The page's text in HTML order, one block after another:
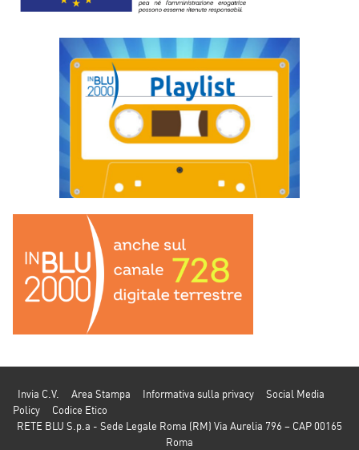
Invia C.V. Area Stampa Informativa sulla privacy
Social Media
Policy
Codice Etico
RETE BLU S.p.a - Sede Legale Roma (RM) Via Aurelia 796 – CAP 00165
Roma